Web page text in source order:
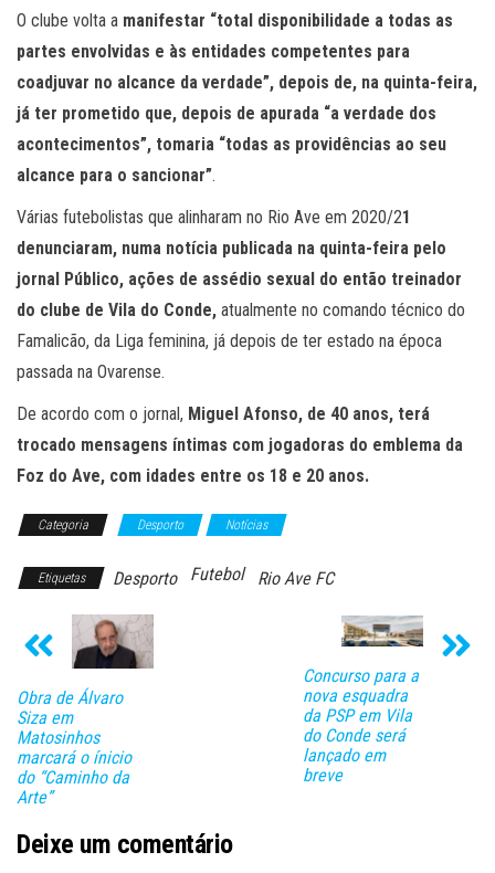
O clube volta a manifestar “total disponibilidade a todas as
partes envolvidas e às entidades competentes para
coadjuvar no alcance da verdade”, depois de, na quinta-feira,
já ter prometido que, depois de apurada “a verdade dos
acontecimentos”, tomaria “todas as providências ao seu
alcance para o sancionar”.
Várias futebolistas que alinharam no Rio Ave em 2020/21
denunciaram, numa notícia publicada na quinta-feira pelo
jornal Público, ações de assédio sexual do então treinador
do clube de Vila do Conde, atualmente no comando técnico do
Famalicão, da Liga feminina, já depois de ter estado na época
passada na Ovarense.
De acordo com o jornal, Miguel Afonso, de 40 anos, terá
trocado mensagens íntimas com jogadoras do emblema da
Foz do Ave, com idades entre os 18 e 20 anos.
Categoria Desporto Notícias
Etiquetas Desporto Futebol Rio Ave FC
Obra de Álvaro
Siza em
Matosinhos
marcará o ínicio
do “Caminho da
Arte”
Concurso para a
nova esquadra
da PSP em Vila
do Conde será
lançado em
breve
Deixe um comentário